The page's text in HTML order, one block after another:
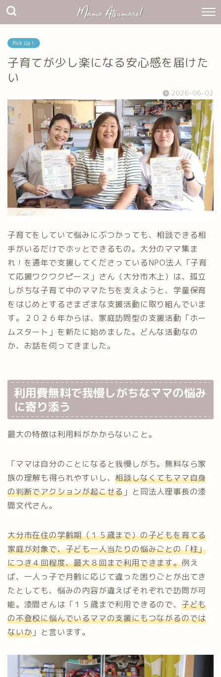
Pick Up！
子育てが少し楽になる安心感を届けた
い
2026-06-02
子育てをしていて悩みにぶつかっても、相談できる相
手がいるだけでホッとできるもの。大分のママ集ま
れ！を通年で支援してくださっているNPO法人「子育
て応援ワクワクピース」さん（大分市木上）は、孤立
しがちな子育て中のママたちを支えようと、学童保育
をはじめとするさまざまな支援活動に取り組んでいま
す。２０２６年からは、家庭訪問型の支援活動「ホー
ムスタート」を新たに始めました。どんな活動なの
か、お話を伺ってきました。
利用費無料で我慢しがちなママの悩み
に寄り添う
最大の特徴は利用料がかからないこと。
「ママは自分のことになると我慢しがち。無料なら家
族の理解も得られやすいし、相談しなくてもママ自身
の判断でアクションが起こせる 」と同法人理事長の漆
間文代さん。
大分市在住の学齢期（１５歳まで）の子どもを育てる
家庭が対象で、子ども一人当たりの悩みごとの「柱」
につき４回程度、最大８回まで利用できます。例え
ば、一人っ子で月齢に応じて違った困りごとが出てき
たとしても、悩みの内容が違えばそれぞれで訪問が可
能。漆間さんは「１５歳まで利用できるので、 子ども
の不登校に悩んでいるママの支援にもつながるのでは
ないか 」と言います。